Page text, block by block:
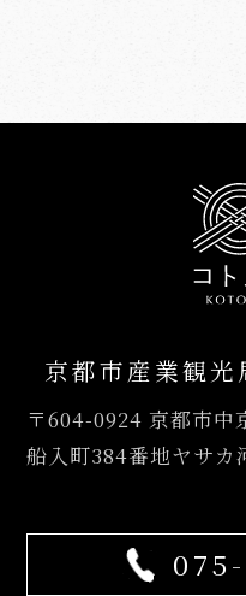
京都市産業観
〒604-0924 京都市中
船入町384番地ヤサカ